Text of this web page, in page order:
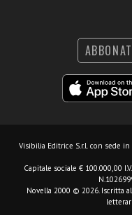
Visibilia Editrice S.r.l. con sede in
Capitale sociale € 100.000,00
Novella 2000 © 2026. Iscritta